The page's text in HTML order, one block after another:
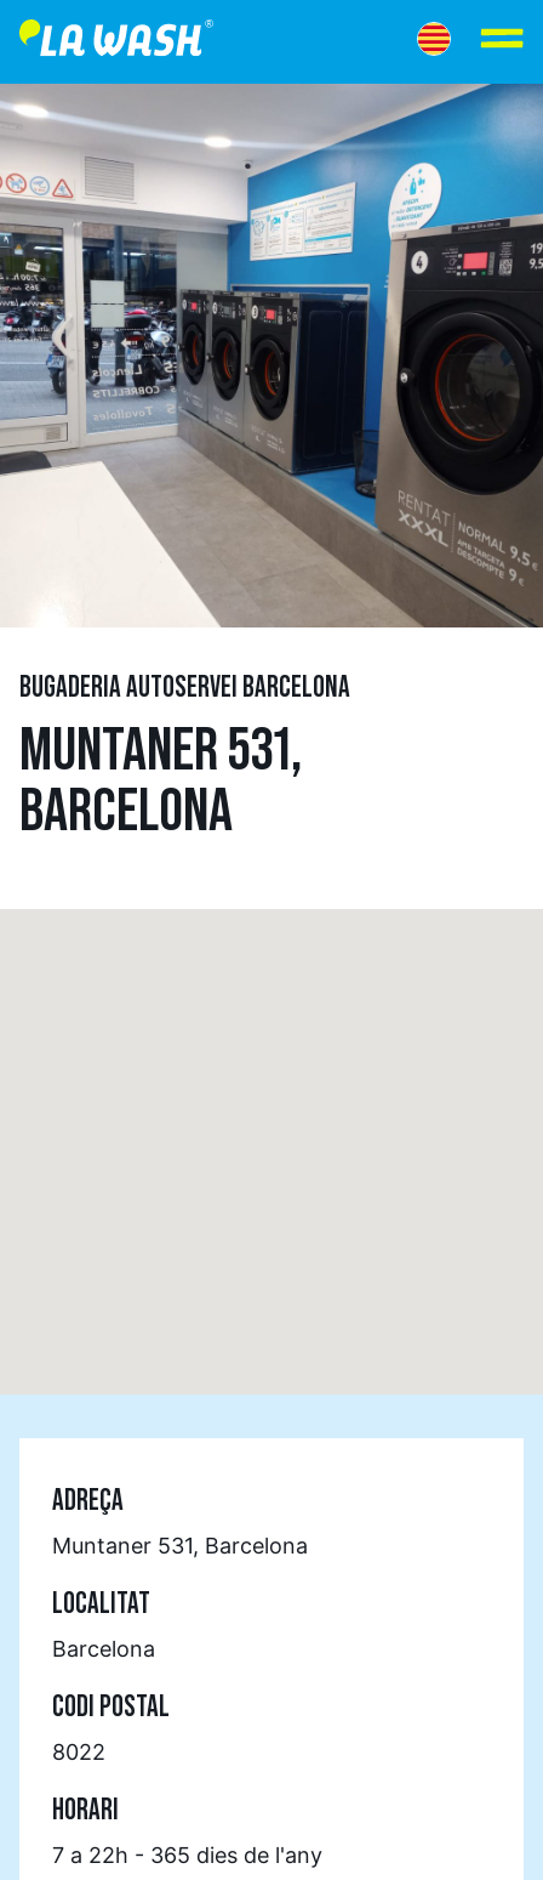
BUGADERIA AUTOSERVEI BARCELONA
MUNTANER 531,
BARCELONA
ADREÇA
Muntaner 531, Barcelona
LOCALITAT
Barcelona
CODI POSTAL
8022
HORARI
7 a 22h - 365 dies de l'any